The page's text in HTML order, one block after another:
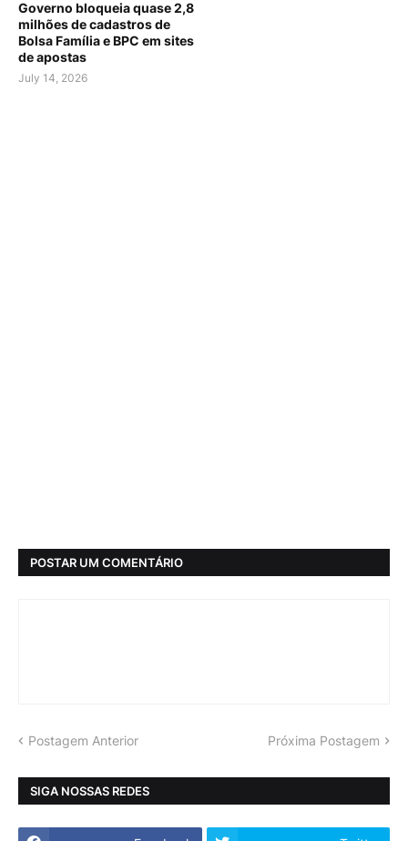
Governo bloqueia quase 2,8
milhões de cadastros de
Bolsa Família e BPC em sites
de apostas
July 14, 2026
POSTAR UM COMENTÁRIO
Postagem Anterior Próxima Postagem
SIGA NOSSAS REDES